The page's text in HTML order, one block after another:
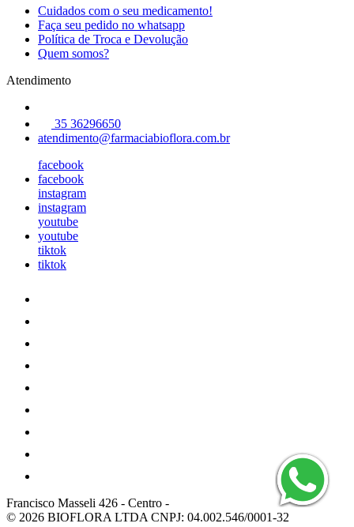
Cuidados com o seu medicamento!
Faça seu pedido no whatsapp
Política de Troca e Devolução
Quem somos?
Atendimento
35 36296650
atendimento@farmaciabioflora.com.br
facebook
facebook
instagram
instagram
youtube
youtube
tiktok
tiktok
Francisco Masseli 426 - Centro -
© 2026 BIOFLORA LTDA CNPJ: 04.002.546/0001-32